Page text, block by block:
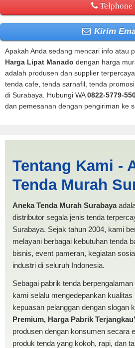
Telphone
Kirim
Apakah Anda sedang mencari info atau
Harga Lipat Manado dengan harga
adalah produsen dan supplier
tenda cafe, tenda sarnafil, tenda
di Surabaya. Hubungi WA0822-5779-
dan pemesanan dengan pengiriman ke
PRODUKSI
MURAH
Tentang Kami -
Tenda Murah
Aneka Tenda Murah Surabaya
distributor segala jenis tenda
Surabaya. Sejak tahun 2004, kami
melayani berbagai kebutuhan tenda
bisnis, event pameran, kegiatan
industri di seluruh Indonesia.
Sebagai pabrik tenda
kami selalu mengedepankan kualitas
kepuasan pelanggan dengan slogan
Premium, Harga Pabrik
produsen dengan konsumen secara
produk tenda yang kokoh, rapi, dan